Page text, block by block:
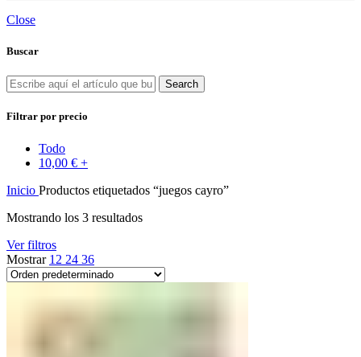
Close
Buscar
Search
Filtrar por precio
Todo
10,00 € +
Inicio Productos etiquetados “juegos cayro”
Mostrando los 3 resultados
Ver filtros
Mostrar 12 24 36